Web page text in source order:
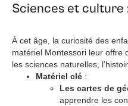
Sciences et culture
À cet âge, la curiosité des
matériel Montessori leur offre
les sciences naturelles,
Matériel clé :
Les cartes de
apprendre les